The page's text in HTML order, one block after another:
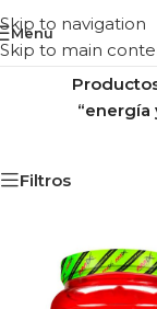
Skip to navigation
Skip to main
Menu
Inicio/
“energía
Filtros